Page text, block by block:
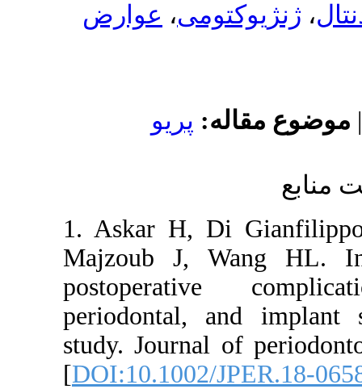
،عوارض
پریو
1. Askar
Majzoub
study.
[